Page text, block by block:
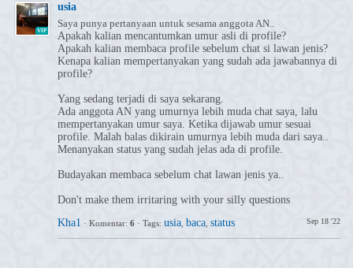
VIP
usia
Saya punya pertanyaan untuk sesama anggota AN..
Apakah kalian mencantumkan umur asli di profile?
Apakah kalian membaca profile sebelum chat si lawan jenis?
Kenapa kalian mempertanyakan yang sudah ada jawabannya di
profile?
Yang sedang terjadi di saya sekarang.
Ada anggota AN yang umurnya lebih muda chat saya, lalu
mempertanyakan umur saya. Ketika dijawab umur sesuai
profile. Malah balas dikirain umurnya lebih muda dari saya..
Menanyakan status yang sudah jelas ada di profile.
Budayakan membaca sebelum chat lawan jenis ya..
Don't make them irritaring with your silly questions
Kha1
Sep 18 '22
· Komentar: 6 · Tags: usia baca status